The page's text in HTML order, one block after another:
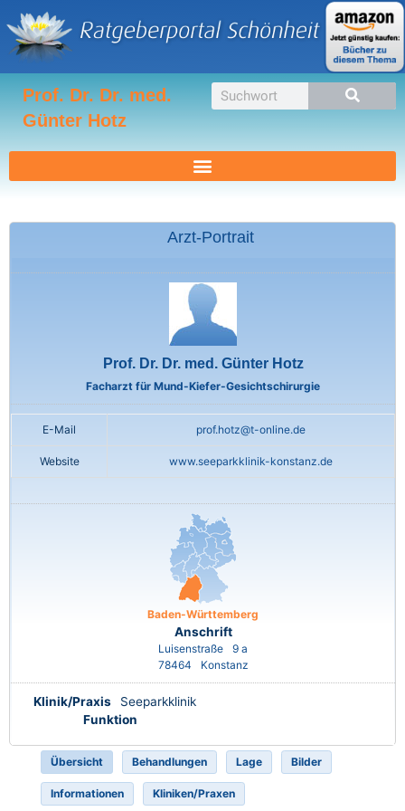
Inhalt
springen
Prof. Dr. Dr. med.
Günter Hotz
Suche
Arzt-Portrait
Prof. Dr. Dr. med. Günter Hotz
Facharzt für Mund-Kiefer-Gesichtschirurgie
E-Mail prof.hotz@t-online.de
Website www.seeparkklinik-konstanz.de
Baden-Württemberg
Anschrift
Luisenstraße
9 a
78464
Konstanz
Klinik/Praxis
Seeparkklinik
Funktion
Übersicht Behandlungen Lage Bilder
Informationen Kliniken/Praxen